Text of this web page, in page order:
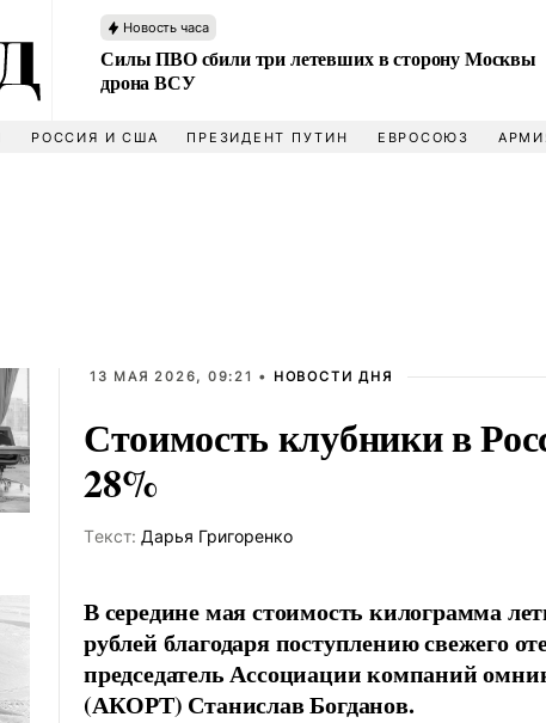
Новость часа
Силы ПВО сбили три летевших в сторону Москвы
дрона ВСУ
РОССИЯ И США ПРЕЗИДЕНТ ПУТИН ЕВРОСОЮЗ
13 МАЯ 2026, 09:21 • НОВОСТИ ДНЯ
Стоимость клубники в
28%
Tекст: Дарья Григоренко
В середине мая стоимость килограмма
рублей благодаря поступлению свежего
председатель Ассоциации компаний
(АКОРТ) Станислав Богданов.